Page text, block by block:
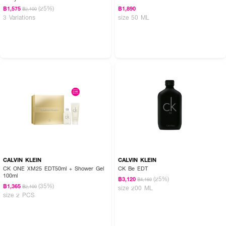
฿1,575 ฿2,100 (25%)
3 Variations
฿1,890
size 50 ML
CALVIN KLEIN
CK ONE XM25 EDT50ml + Shower Gel
100ml
฿1,365 ฿2,100 (35%)
size 2 PCS
CALVIN KLEIN
CK Be EDT
฿3,120 ฿4,160 (25%)
size 200 ML